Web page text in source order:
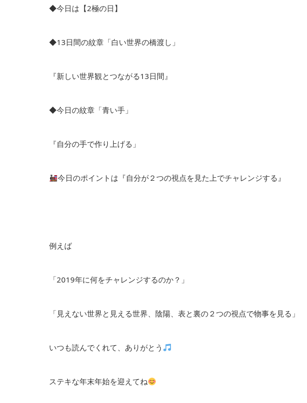
◆今日は【2極の日】
◆13日間の紋章「白い世界の橋渡し」
『新しい世界観とつながる13日間』
◆今日の紋章「青い手」
『自分の手で作り上げる」
今日のポイントは『自分が２つの視点を見た上でチャレンジする』
例えば
「2019年に何をチャレンジするのか？」
「見えない世界と見える世界、陰陽、表と裏の２つの視点で物事を見る」
いつも読んでくれて、ありがとう
ステキな年末年始を迎えてね